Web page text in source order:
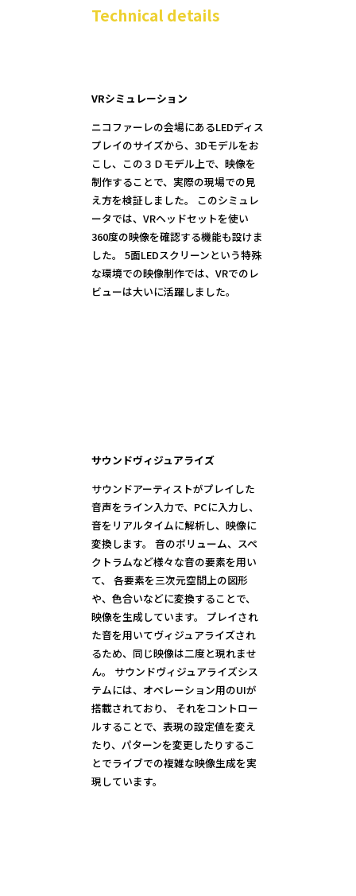
Technical details
VRシミュレーション
ニコファーレの会場にあるLEDディス
プレイのサイズから、3Dモデルをお
こし、この３Ｄモデル上で、映像を
制作することで、実際の現場での見
え方を検証しました。 このシミュレ
ータでは、VRヘッドセットを使い
360度の映像を確認する機能も設けま
した。 5面LEDスクリーンという特殊
な環境での映像制作では、VRでのレ
ビューは大いに活躍しました。
サウンドヴィジュアライズ
サウンドアーティストがプレイした
音声をライン入力で、PCに入力し、
音をリアルタイムに解析し、映像に
変換します。 音のボリューム、スペ
クトラムなど様々な音の要素を用い
て、 各要素を三次元空間上の図形
や、色合いなどに変換することで、
映像を生成しています。 プレイされ
た音を用いてヴィジュアライズされ
るため、同じ映像は二度と現れませ
ん。 サウンドヴィジュアライズシス
テムには、オペレーション用のUIが
搭載されており、 それをコントロー
ルすることで、表現の設定値を変え
たり、パターンを変更したりするこ
とでライブでの複雑な映像生成を実
現しています。